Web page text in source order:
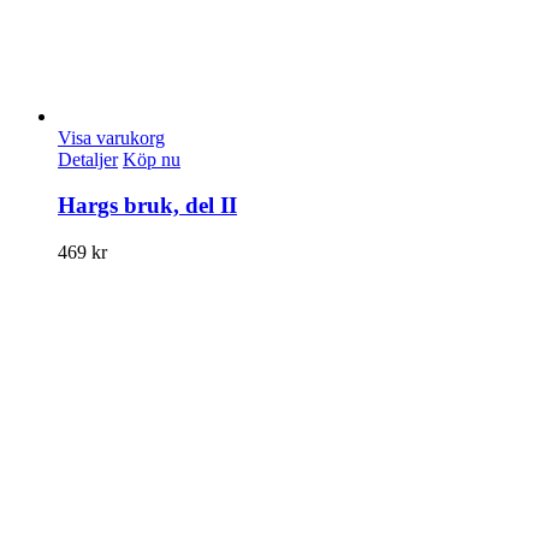
Visa varukorg
Detaljer Köp nu
Hargs bruk, del II
469 kr